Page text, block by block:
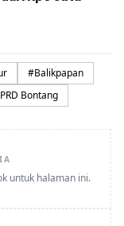
#Balikpapan
Bontang
untuk halaman ini.